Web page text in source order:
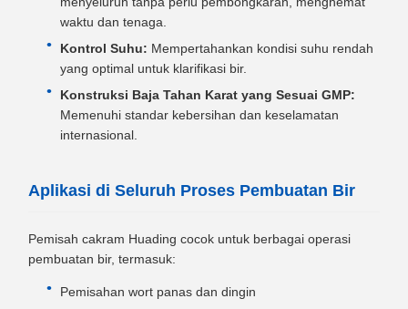
waktu dan tenaga.
Kontrol Suhu: Mempertahankan kondisi suhu rendah
yang optimal untuk klarifikasi bir.
Konstruksi Baja Tahan Karat yang Sesuai GMP:
Memenuhi standar kebersihan dan keselamatan
internasional.
Aplikasi di Seluruh Proses Pembuatan Bir
Pemisah cakram Huading cocok untuk berbagai operasi
pembuatan bir, termasuk:
Pemisahan wort panas dan dingin